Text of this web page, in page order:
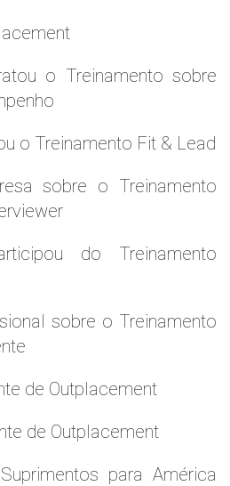
o Treinamento sobre
o Treinamento Fit & Lead
sobre o Treinamento
do Treinamento
sobre o Treinamento
de Outplacement
de Outplacement
para América